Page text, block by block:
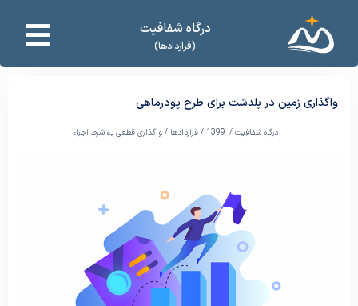
درگاه شفافیت
(قراردادها)
واگذاری زمین در پلدشت برای طرح پودرماهی
درگاه شفافیت / 1399
/قراردادها /واگذاری قطعی به شرط اجراء